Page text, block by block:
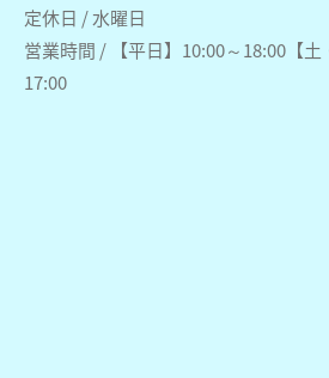
定休日 / 水曜日
営業時間 / 【平日】10:00～18:00【土
17:00